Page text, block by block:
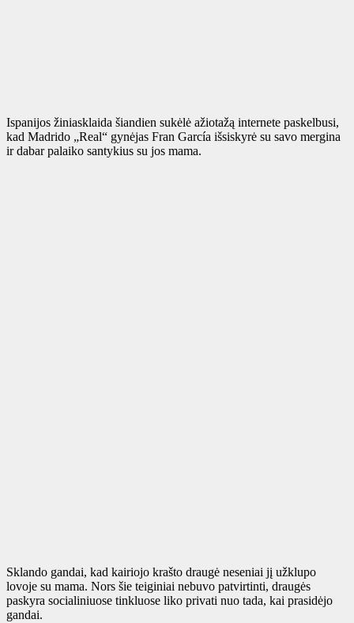
Ispanijos žiniasklaida šiandien sukėlė ažiotažą internete paskelbusi,
kad Madrido „Real“ gynėjas Fran García išsiskyrė su savo mergina
ir dabar palaiko santykius su jos mama.
Sklando gandai, kad kairiojo krašto draugė neseniai jį užklupo
lovoje su mama. Nors šie teiginiai nebuvo patvirtinti, draugės
paskyra socialiniuose tinkluose liko privati ​​nuo tada, kai prasidėjo
gandai.